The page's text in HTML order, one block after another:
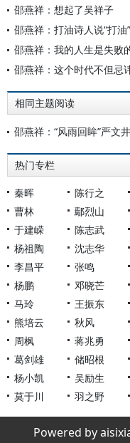
邵燕祥：想起了吴祥子
邵燕祥：打油诗人说“打油”
邵燕祥：我的人生是失败
邵燕祥：这个时代不但忌
相同主题阅读
邵燕祥：“风雨回眸”严文井
热门专栏
秦晖 陈行之
曹林
鄢烈山
于建嵘
陈志武
杨祖陶
沈志华
李昌平
张鸣
杨鹏
邓晓芒
马玲
王振东
熊培云
秋风
周枫
蒋兆勇
葛剑雄
储昭根
杨小凯
吴励生
莫于川
羽之野
Powered by